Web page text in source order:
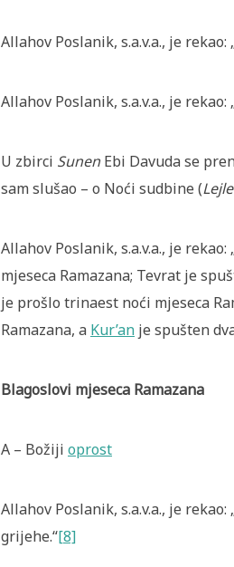
Allahov Poslanik, s.a.v.a., je
Allahov Poslanik, s.a.v.a., je
U zbirci Sunen Ebi Davuda se
sam slušao – o Noći sudbine (
Allahov Poslanik, s.a.v.a., je
mjeseca Ramazana; Tevrat je
je prošlo trinaest noći mjeseca
Ramazana, a Kur’an je spušten
Blagoslovi mjeseca Ramazana
A – Božiji oprost
Allahov Poslanik, s.a.v.a., je
grijehe.“[8]